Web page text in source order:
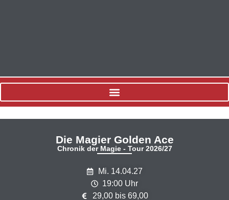
Die Magier Golden Ace
Chronik der Magie - Tour 2026/27
Mi. 14.04.27
19:00 Uhr
29,00 bis 69,00